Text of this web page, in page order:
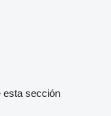
esta sección